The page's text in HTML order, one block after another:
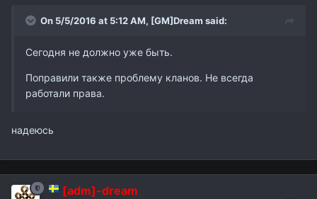
On 5/5/2016 at 5:12 AM, [GM]Dream said:
Сегодня не должно уже быть.
Поправили также проблему кланов. Не всегда
работали права.
надеюсь
[adm]-dream